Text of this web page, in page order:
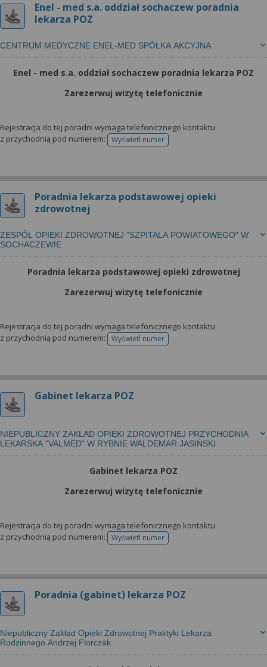
Enel - med s.a. oddział sochaczew poradnia
lekarza POZ
CENTRUM MEDYCZNE ENEL-MED SPÓŁKA AKCYJNA
Enel - med s.a. oddział sochaczew poradnia lekarza POZ
Zarezerwuj wizytę telefonicznie
Rejestracja do tej poradni wymaga telefonicznego kontaktu
z przychodnią pod numerem:
Wyświetl numertelefonu do rejestracji
Poradnia lekarza podstawowej opieki
zdrowotnej
ZESPÓŁ OPIEKI ZDROWOTNEJ "SZPITALA POWIATOWEGO" W
SOCHACZEWIE
Poradnia lekarza podstawowej opieki zdrowotnej
Zarezerwuj wizytę telefonicznie
Rejestracja do tej poradni wymaga telefonicznego kontaktu
z przychodnią pod numerem:
Wyświetl numertelefonu do rejestracji
Gabinet lekarza POZ
NIEPUBLICZNY ZAKŁAD OPIEKI ZDROWOTNEJ PRZYCHODNIA
LEKARSKA "VALMED" W RYBNIE WALDEMAR JASIŃSKI
Gabinet lekarza POZ
Zarezerwuj wizytę telefonicznie
Rejestracja do tej poradni wymaga telefonicznego kontaktu
z przychodnią pod numerem:
Wyświetl numertelefonu do rejestracji
Poradnia (gabinet) lekarza POZ
Niepubliczny Zakład Opieki Zdrowotnej Praktyki Lekarza
Rodzinnego Andrzej Florczak